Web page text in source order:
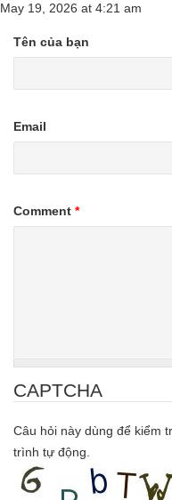
May 19, 2026 at 4:21 am
Tên của bạn
Email
Comment *
CAPTCHA
Câu hỏi này dùng để kiểm
trình tự động.